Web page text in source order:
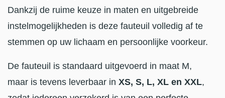
Dankzij de ruime keuze in maten en uitgebreide
instelmogelijkheden is deze fauteuil volledig af te
stemmen op uw lichaam en persoonlijke voorkeur.
De fauteuil is standaard uitgevoerd in maat M,
maar is tevens leverbaar in XS, S, L, XL en XXL,